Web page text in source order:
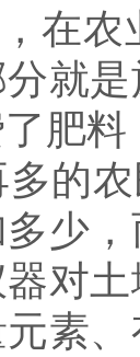
在农
就
肥
的
少
对
素